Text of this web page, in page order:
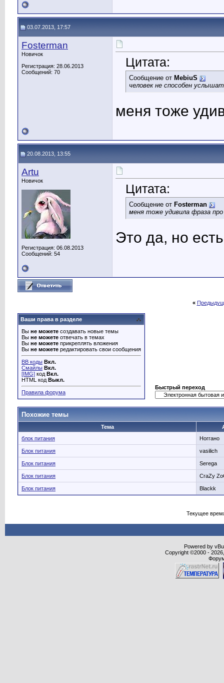
03.07.2013, 17:57
Fosterman
Новичок
Регистрация: 28.06.2013
Сообщений: 70
Цитата:
Сообщение от MebiuS
человек не способен
меня тоже
20.08.2013, 13:55
Artu
Новичок
Регистрация: 06.08.2013
Сообщений: 54
Цитата:
Сообщение от Fosterman
меня тоже удивила фраза про
Это да, но
«
Ваши права в разделе
Вы не можете создавать новые темы
Вы не можете отвечать в темах
Вы не можете прикреплять вложения
Вы не можете редактировать свои сообщения
BB коды Вкл.
Смайлы Вкл.
[IMG] код Вкл.
HTML код Выкл.
Правила форума
Быстрый переход
Похожие темы
Тема
блок питания
Hoггaнo
Блок питания vasilich
Блок питания Serega
Блок питания CraZy
Блок питания Blackk
Текущее
Powered by
Copyright ©2000 -